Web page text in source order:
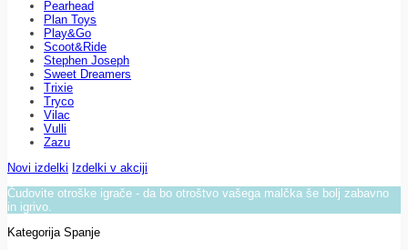
Pearhead
Plan Toys
Play&Go
Scoot&Ride
Stephen Joseph
Sweet Dreamers
Trixie
Tryco
Vilac
Vulli
Zazu
Novi izdelki Izdelki v akciji
Čudovite otroške igrače - da bo otroštvo vašega malčka še bolj zabavno
in igrivo.
Kategorija Spanje